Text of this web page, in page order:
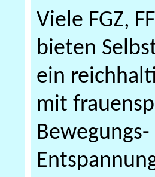
Viele FGZ,
bieten
ein
mit